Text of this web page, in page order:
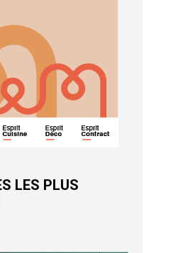
LES PLUS